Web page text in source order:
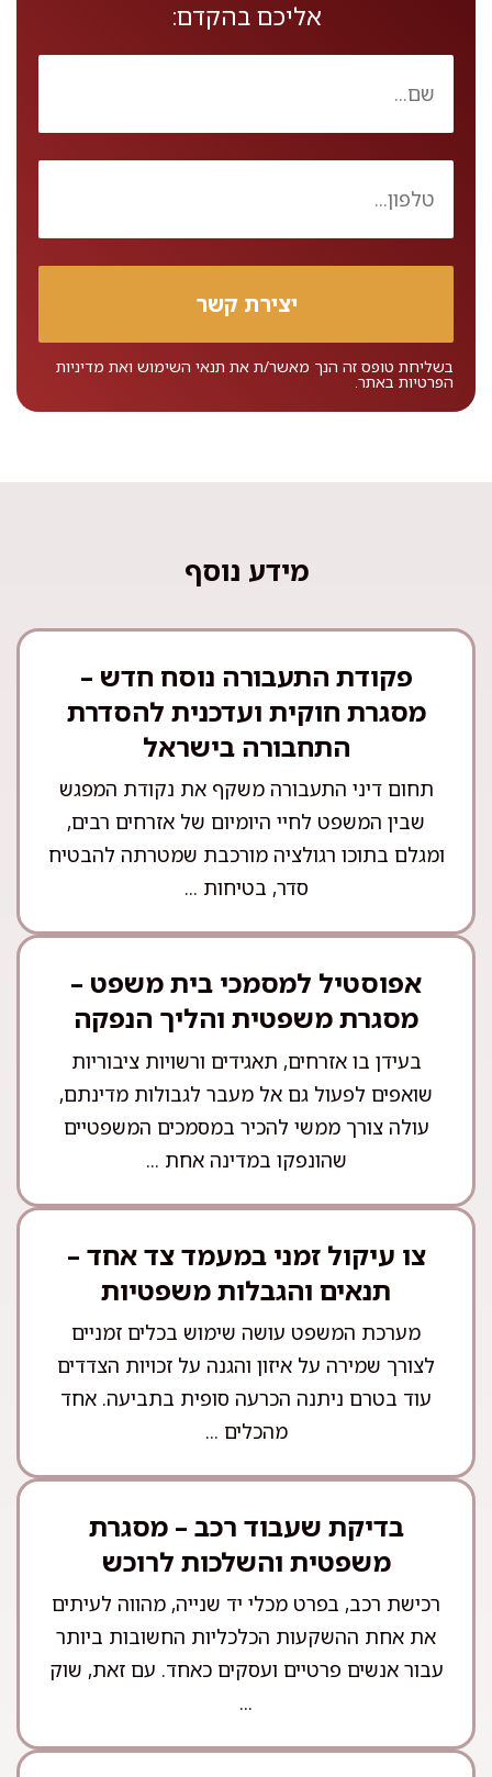
אליכם בהקדם:
בשליחת טופס זה הנך מאשר/ת את תנאי השימוש ואת מדיניות
הפרטיות באתר.
מידע נוסף
פקודת התעבורה נוסח חדש –
מסגרת חוקית ועדכנית להסדרת
התחבורה בישראל
תחום דיני התעבורה משקף את נקודת המפגש
שבין המשפט לחיי היומיום של אזרחים רבים,
ומגלם בתוכו רגולציה מורכבת שמטרתה להבטיח
סדר, בטיחות ...
אפוסטיל למסמכי בית משפט –
מסגרת משפטית והליך הנפקה
בעידן בו אזרחים, תאגידים ורשויות ציבוריות
שואפים לפעול גם אל מעבר לגבולות מדינתם,
עולה צורך ממשי להכיר במסמכים המשפטיים
שהונפקו במדינה אחת ...
צו עיקול זמני במעמד צד אחד –
תנאים והגבלות משפטיות
מערכת המשפט עושה שימוש בכלים זמניים
לצורך שמירה על איזון והגנה על זכויות הצדדים
עוד בטרם ניתנה הכרעה סופית בתביעה. אחד
מהכלים ...
בדיקת שעבוד רכב – מסגרת
משפטית והשלכות לרוכש
רכישת רכב, בפרט מכלי יד שנייה, מהווה לעיתים
את אחת ההשקעות הכלכליות החשובות ביותר
עבור אנשים פרטיים ועסקים כאחד. עם זאת, שוק
...